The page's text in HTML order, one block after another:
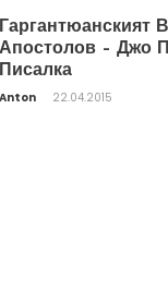
Гаргантюанският
Апостолов – Джо
Писалка
Anton 22.04.2015